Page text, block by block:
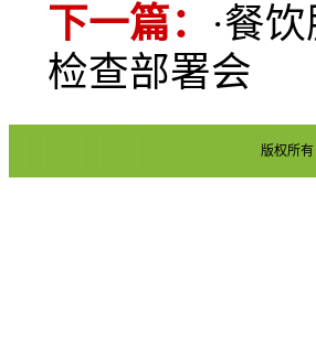
下一篇： ·餐
检查部署会
版权所